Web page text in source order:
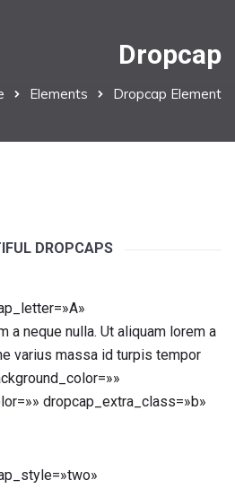
Dropcap
Elements Dropcap Element
DROPCAPS
a neque nulla. Ut aliquam lorem a
varius massa id turpis tempor
dropcap_extra_class=»b»